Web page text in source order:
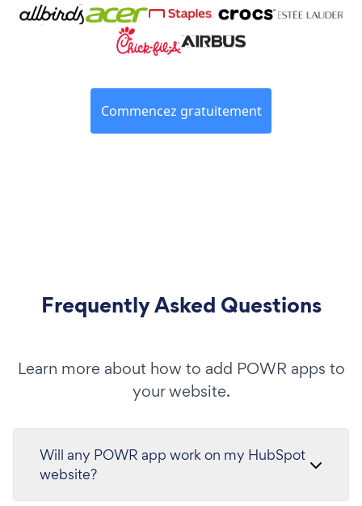
Commencez gratuitement
Frequently Asked Questions
Learn more about how to add POWR apps to
your website.
Will any POWR app work on my HubSpot
website?